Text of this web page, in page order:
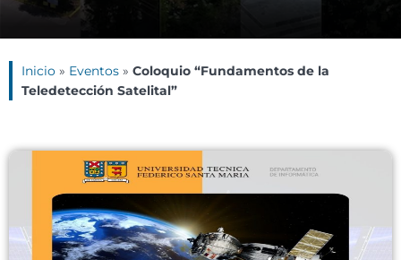
Inicio » Eventos » Coloquio “Fundamentos de la
Teledetección Satelital”